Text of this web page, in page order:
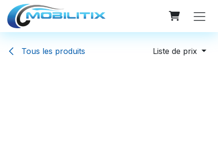
Se rendre au contenu
Tous les produits Liste de prix